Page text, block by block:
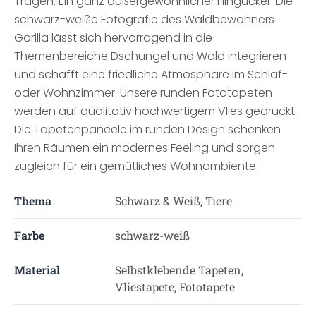
schwarz-weiße Fotografie des Waldbewohners
Gorilla lässt sich hervorragend in die
Themenbereiche Dschungel und Wald integrieren
und schafft eine friedliche Atmosphäre im Schlaf-
oder Wohnzimmer. Unsere runden Fototapeten
werden auf qualitativ hochwertigem Vlies gedruckt.
Die Tapetenpaneele im runden Design schenken
Ihren Räumen ein modernes Feeling und sorgen
zugleich für ein gemütliches Wohnambiente.
Thema Schwarz & Weiß, Tiere
Farbe schwarz-weiß
Material
Selbstklebende Tapeten,
Vliestapete, Fototapete